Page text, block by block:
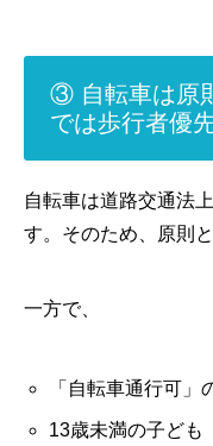
③ 自転車は原
では歩行者優
自転車は道路交通法
す。そのため、原則
一方で、
「自転車通行可」
13歳未満の子ども